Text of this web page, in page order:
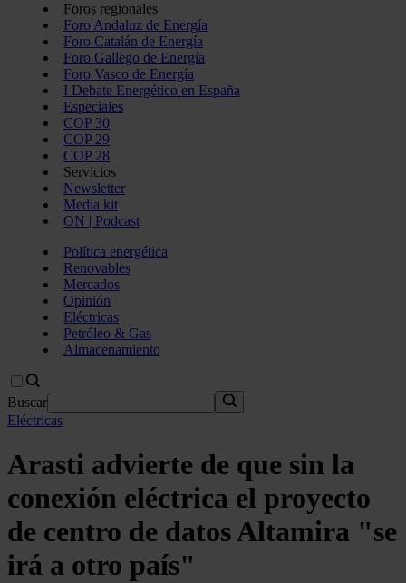
Foros regionales
Foro Andaluz de Energía
Foro Catalán de Energía
Foro Gallego de Energía
Foro Vasco de Energía
I Debate Energético en España
Especiales
COP 30
COP 29
COP 28
Servicios
Newsletter
Media kit
ON | Podcast
Política energética
Renovables
Mercados
Opinión
Eléctricas
Petróleo & Gas
Almacenamiento
Buscar
Eléctricas
Arasti advierte de que sin la
conexión eléctrica el proyecto
de centro de datos Altamira "se
irá a otro país"